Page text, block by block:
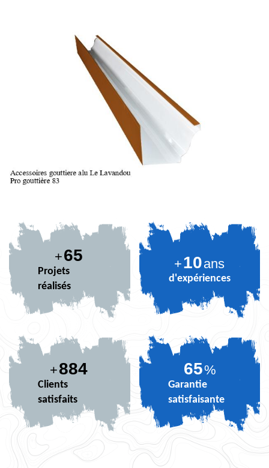
+77
Projets
réalisés
+10ans
d'expériences
+884
Clients
satisfaits
77%
Garantie
satisfaisante